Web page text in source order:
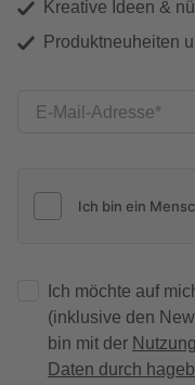
Kreative Ideen &
Produktneuheiten
E-Mail-Adresse
Ich möchte auf
(inklusive den
bin mit der
Daten durch